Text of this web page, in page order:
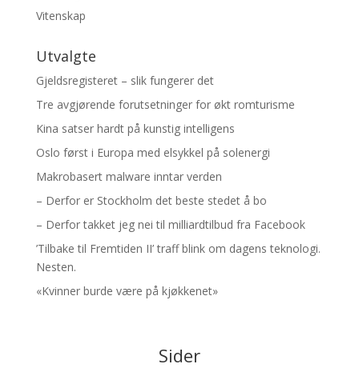
Vitenskap
Utvalgte
Gjeldsregisteret – slik fungerer det
Tre avgjørende forutsetninger for økt romturisme
Kina satser hardt på kunstig intelligens
Oslo først i Europa med elsykkel på solenergi
Makrobasert malware inntar verden
– Derfor er Stockholm det beste stedet å bo
– Derfor takket jeg nei til milliardtilbud fra Facebook
’Tilbake til Fremtiden II’ traff blink om dagens teknologi.
Nesten.
«Kvinner burde være på kjøkkenet»
Sider